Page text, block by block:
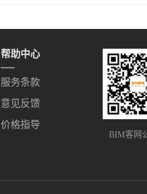
帮助中心
服务条款
意见反馈
价格指导
BIM客网